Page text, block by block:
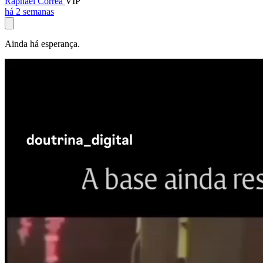
há 2 semanas
Ainda há esperança.